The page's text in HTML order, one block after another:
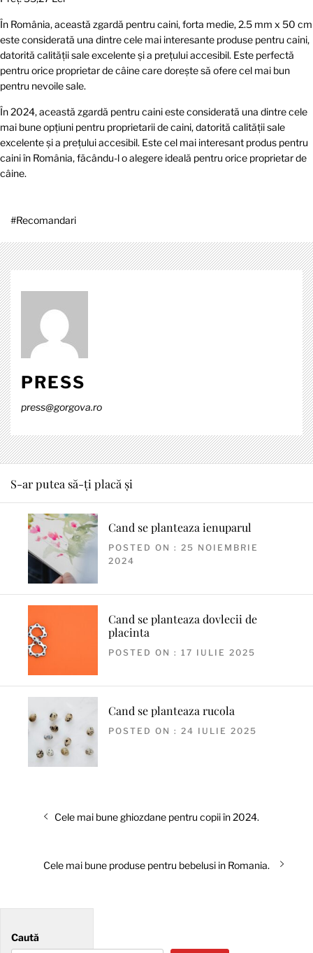
În România, această zgardă pentru caini, forta medie, 2.5 mm x 50 cm
este considerată una dintre cele mai interesante produse pentru caini,
datorită calității sale excelente și a prețului accesibil. Este perfectă
pentru orice proprietar de câine care dorește să ofere cel mai bun
pentru nevoile sale.
În 2024, această zgardă pentru caini este considerată una dintre cele
mai bune opțiuni pentru proprietarii de caini, datorită calității sale
excelente și a prețului accesibil. Este cel mai interesant produs pentru
caini în România, făcându-l o alegere ideală pentru orice proprietar de
câine.
#Recomandari
PRESS
press@gorgova.ro
S-ar putea să-ți placă și
Cand se planteaza ienuparul
POSTED ON : 25 NOIEMBRIE
2024
Cand se planteaza dovlecii de
placinta
POSTED ON : 17 IULIE 2025
Cand se planteaza rucola
POSTED ON : 24 IULIE 2025
Articolul
Cele mai bune ghiozdane pentru copii în 2024.
Articolul
Cele mai bune produse pentru bebelusi in Romania.
Caută